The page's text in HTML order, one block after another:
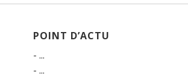
POINT D’ACTU
- ...
- ...